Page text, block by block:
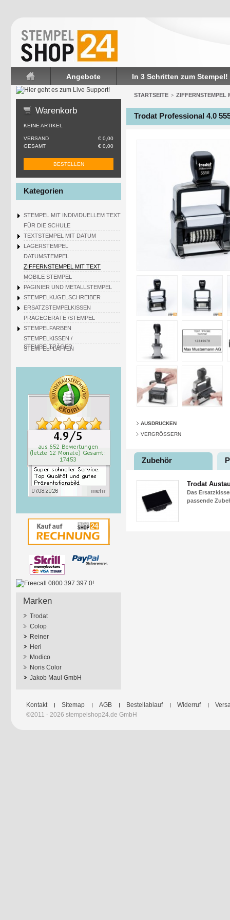
Startseite
Angebote In 3 Schritten zum Stempel!
Warenkorb
KEINE ARTIKEL
VERSAND
€ 0,00
GESAMT
€ 0,00
BESTELLEN
Kategorien
STEMPEL MIT INDIVIDUELLEM TEXT
FÜR DIE SCHULE
TEXTSTEMPEL MIT DATUM
LAGERSTEMPEL
DATUMSTEMPEL
ZIFFERNSTEMPEL MIT TEXT
MOBILE STEMPEL
PAGINIER UND METALLSTEMPEL
STEMPELKUGELSCHREIBER
ERSATZSTEMPELKISSEN
PRÄGEGERÄTE /STEMPEL
STEMPELFARBEN
STEMPELKISSEN /
STEMPELTRÄGER
STEMPELPLATTEN
Marken
Trodat
Colop
Reiner
Heri
Modico
Noris Color
Jakob Maul GmbH
STARTSEITE > ZIFFERNSTEMPEL
Trodat Professional 4.0
AUSDRUCKEN
VERGRÖSSERN
Zubehör
Trodat
Das
passende
Kontakt Sitemap AGB Bestellablauf Widerruf
©2011 - 2026 stempelshop24.de GmbH